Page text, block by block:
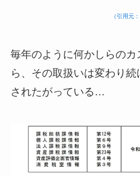
（引用元
毎年のように何かしらの
ら、その取扱いは変わり
されたがっている…